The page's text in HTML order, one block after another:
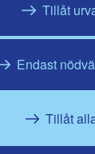
Tillåt
Endast
Tillåt